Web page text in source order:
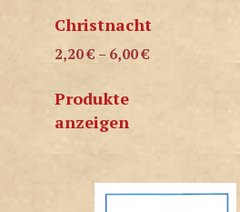
Christnacht
2,20€ – 6,00€
Produkte
anzeigen